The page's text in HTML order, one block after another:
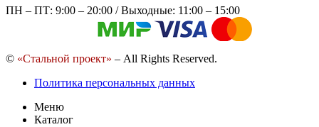
ПН – ПТ: 9:00 – 20:00 / Выходные: 11:00 – 15:00
© «Стальной проект» – All Rights Reserved.
Политика персональных данных
Меню
Каталог